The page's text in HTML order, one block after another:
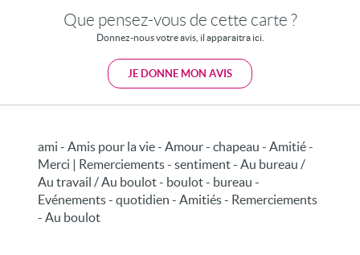
Que pensez-vous de cette carte ?
Donnez-nous votre avis, il apparaitra ici.
JE DONNE MON AVIS
ami - Amis pour la vie - Amour - chapeau - Amitié -
Merci | Remerciements - sentiment - Au bureau /
Au travail / Au boulot - boulot - bureau -
Evénements - quotidien - Amitiés - Remerciements
- Au boulot